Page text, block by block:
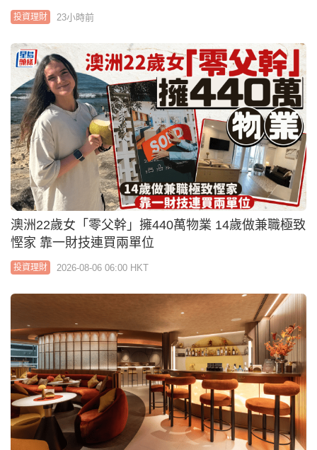
投資理財 23小時前
澳洲22歲女「零父幹」擁440萬物業 14歲做兼職極致
慳家 靠一財技連買兩單位
投資理財 2026-08-06 06:00 HKT